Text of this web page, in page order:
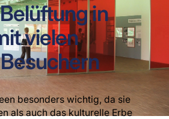
in
vielen
besonders wichtig, da sie
als auch das kulturelle Erbe